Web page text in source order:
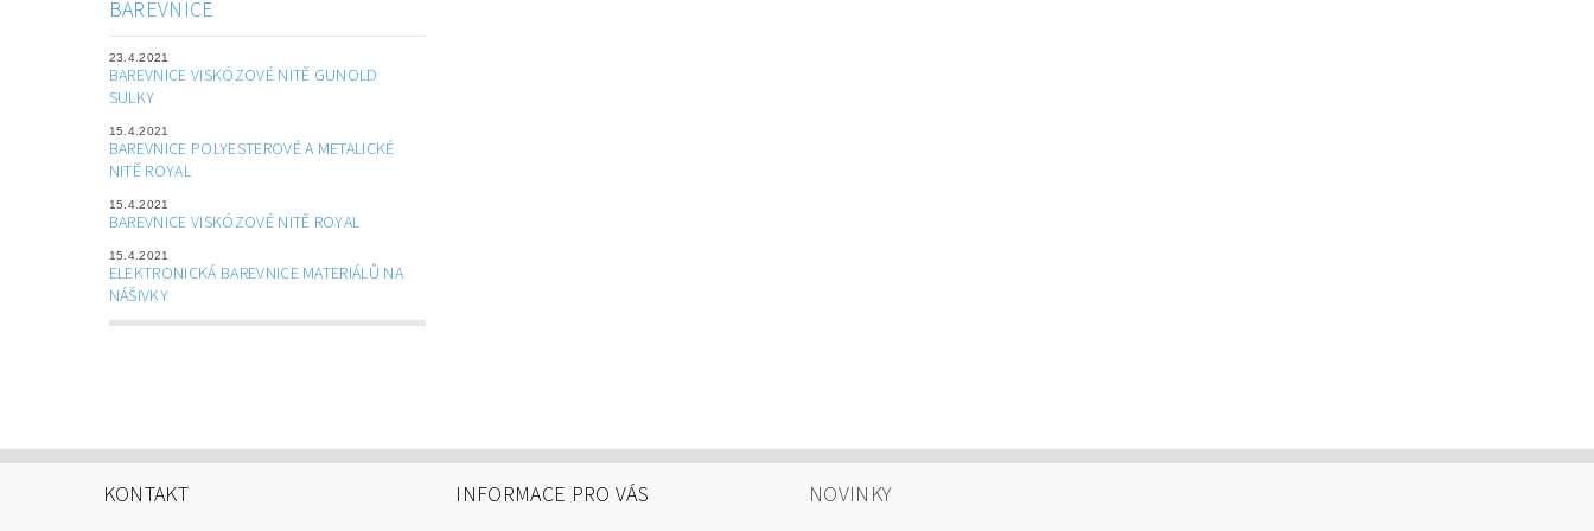
BAREVNICE
23.4.2021
BAREVNICE VISKÓZOVÉ NITĚ GUNOLD
SULKY
15.4.2021
BAREVNICE POLYESTEROVÉ A METALICKÉ
NITĚ ROYAL
15.4.2021
BAREVNICE VISKÓZOVÉ NITĚ ROYAL
15.4.2021
ELEKTRONICKÁ BAREVNICE MATERIÁLŮ NA
NÁŠIVKY
KONTAKT INFORMACE PRO VÁS NOVINKY